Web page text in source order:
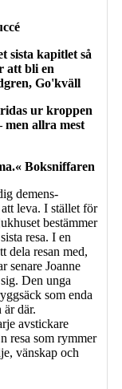
sista kapitlet så
att bli en
Go'kväll
ur kroppen
men allra mest
Boksniffaren
demens-
leva. I stället för
bestämmer
resa. I en
dela resan med,
senare Joanne
Den unga
som enda
där.
avstickare
resa som rymmer
vänskap och